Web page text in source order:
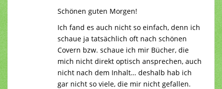
Schönen guten Morgen!
Ich fand es auch nicht so einfach, denn ich
schaue ja tatsächlich oft nach schönen
Covern bzw. schaue ich mir Bücher, die
mich nicht direkt optisch ansprechen, auch
nicht nach dem Inhalt… deshalb hab ich
gar nicht so viele, die mir nicht gefallen.